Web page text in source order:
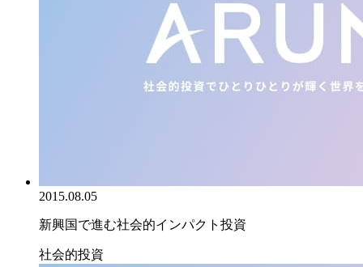
2015.08.05
新興国で進む社会的インパクト投資
社会的投資